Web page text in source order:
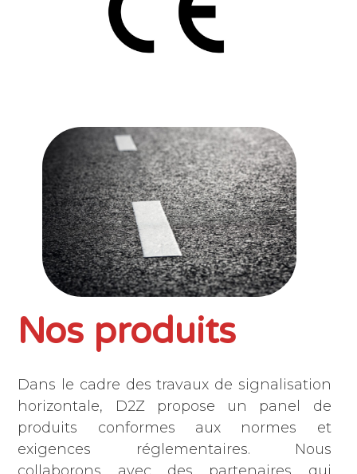
Nos produits
Dans le cadre des travaux de signalisation
horizontale, D2Z propose un panel de
produits conformes aux normes et
exigences réglementaires. Nous